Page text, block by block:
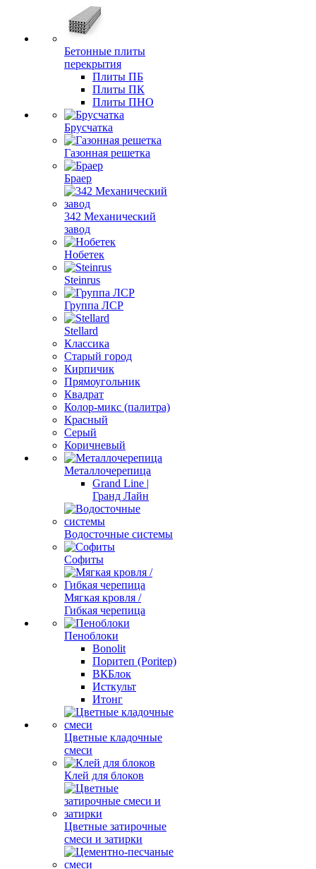
Бетонные плиты
перекрытия
Плиты ПБ
Плиты ПК
Плиты ПНО
Брусчатка
Газонная решетка
Браер
342 Механический
завод
Нобетек
Steinrus
Группа ЛСР
Stellard
Классика
Старый город
Кирпичик
Прямоугольник
Квадрат
Колор-микс (палитра)
Красный
Серый
Коричневый
Металлочерепица
Grand Line |
Гранд Лайн
Водосточные системы
Софиты
Мягкая кровля /
Гибкая черепица
Пеноблоки
Bonolit
Поритеп (Poritep)
ВКБлок
Исткульт
Итонг
Цветные кладочные
смеси
Клей для блоков
Цветные затирочные
смеси и затирки